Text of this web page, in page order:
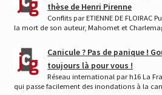
thèse de Henri Pirenne
Conflits par ETIENNE DE FLOIRAC
la mort de son auteur, Mahomet et
Canicule ? Pas de panique !
toujours là pour vous !
Réseau international par h16 La
qui passe facilement des inondations à la